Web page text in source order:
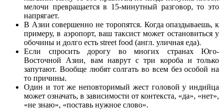
мелочи превращается в 15-минутный разговор, то это
напрягает.
В Азии совершенно не торопятся. Когда опаздываешь, к
примеру, в аэропорт, ваш таксист может остановиться у
обочины и долго есть street food (англ. уличная еда).
Если спросить дорогу во многих странах Юго-
Восточной Азии, вам наврут с три короба и только
запутают. Вообще любят солгать во всем без особой на
то причины.
Один и тот же неповторимый жест головой у индийца
может означать, в зависимости от контекста, «да», «нет»,
«не знаю», «поставь нужное слово».